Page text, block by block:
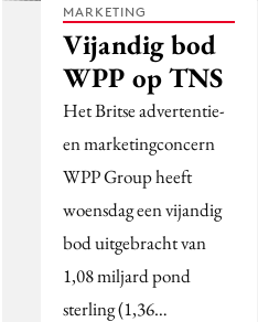
MARKETING
Vijandig bod
WPP op TNS
Het Britse advertentie-
en marketingconcern
WPP Group heeft
woensdag een vijandig
bod uitgebracht van
1,08 miljard pond
sterling (1,36…